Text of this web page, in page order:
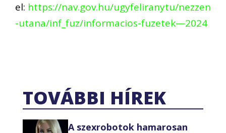
el: https://nav.gov.hu/ugyfeliranytu/nezzen
-utana/inf_fuz/informacios-fuzetek—2024
TOVÁBBI HÍREK
A szexrobotok hamarosan